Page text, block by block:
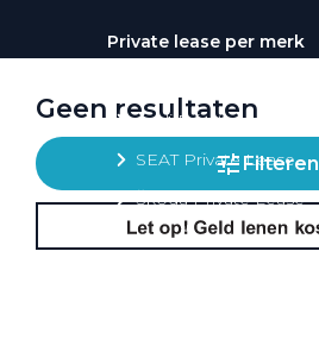
Private lease per merk
Audi Private Lease
SEAT Private Lease
Škoda Private Lease
Geen resultaten
Filteren